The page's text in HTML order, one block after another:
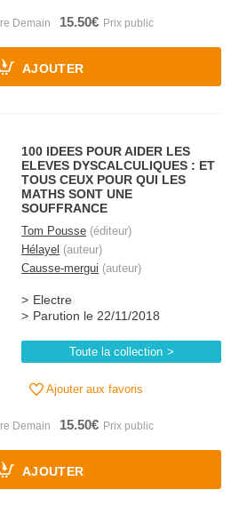
15.50€
AJOUTER
100 IDEES POUR AIDER LES
ELEVES DYSCALCULIQUES : ET
TOUS CEUX POUR QUI LES
MATHS SONT UNE
SOUFFRANCE
Tom Pousse (éditeur)
Hélayel (auteur)
Causse-mergui (auteur)
Electre
Parution le 22/11/2018
Toute la collection
Ajouter aux favoris
15.50€
AJOUTER